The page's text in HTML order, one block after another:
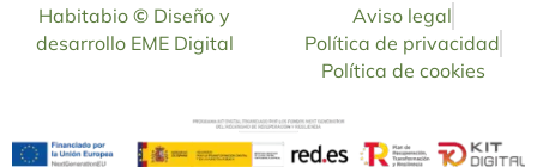
Habitabio © Diseño y
desarrollo EME Digital
Aviso legal
Política de privacidad
Política de cookies